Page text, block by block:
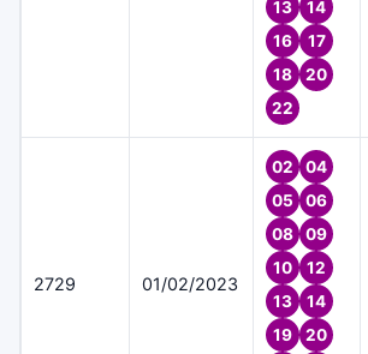
13
14
16
17
18
20
22
2729 01/02/2023
02
04
05
06
08
09
10
12
13
14
19
20